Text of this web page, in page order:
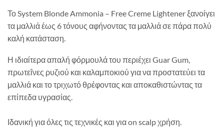
Το System Blonde Ammonia – Free Creme Lightener ξανοίγει
τα μαλλιά έως 6 τόνους αφήνοντας τα μαλλιά σε πάρα πολύ
καλή κατάσταση.
Η ιδιαίτερα απαλή φόρμουλά του περιέχει Guar Gum,
πρωτεΐνες ρυζιού και καλαμποκιού για να προστατεύει τα
μαλλιά και το τριχωτό θρέφοντας και αποκαθιστώντας τα
επίπεδα υγρασίας.
Ιδανική για όλες τις τεχνικές και για on scalp χρήση.